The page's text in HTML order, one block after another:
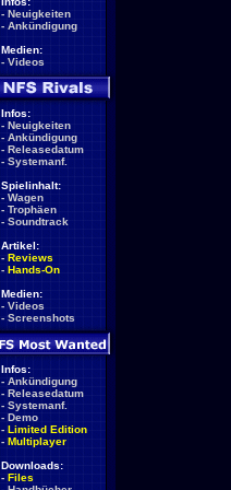
- Neuigkeiten
- Ankündigung
Medien:
- Videos
Infos:
- Neuigkeiten
- Ankündigung
- Releasedatum
- Systemanf.
Spielinhalt:
- Wagen
- Trophäen
- Soundtrack
Artikel:
- Reviews
- Hands-On
Medien:
- Videos
- Screenshots
Infos:
- Ankündigung
- Releasedatum
- Systemanf.
- Demo
- Limited Edition
- Multiplayer
Downloads:
- Files